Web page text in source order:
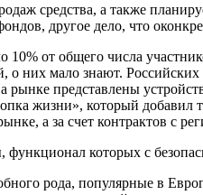
средства, а также
другое дело, что
10% от общего числа
о них мало знают.
рынке представлены
жизни», который
а за счет контрактов с
которых с
рода, популярные в